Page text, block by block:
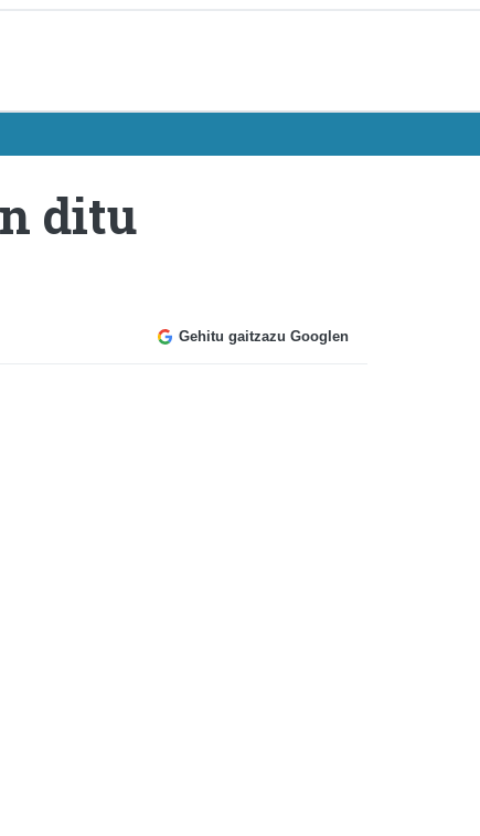
ditu
Gehitu gaitzazu Googlen